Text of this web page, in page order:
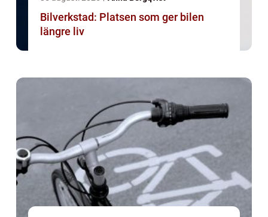
Bilverkstad: Platsen som ger bilen
längre liv